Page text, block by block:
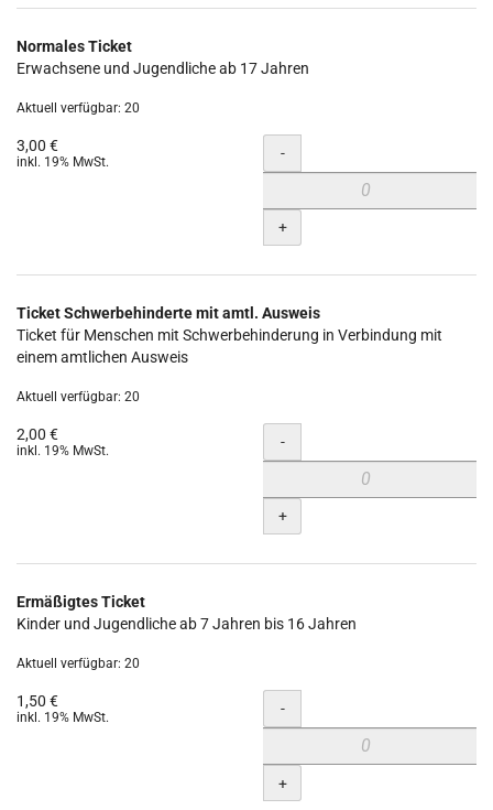
Normales Ticket
Erwachsene und Jugendliche ab 17 Jahren
Aktuell verfügbar: 20
3,00 €
inkl. 19% MwSt. Menge
-
+
Ticket Schwerbehinderte mit amtl. Ausweis
Ticket für Menschen mit Schwerbehinderung in Verbindung mit
einem amtlichen Ausweis
Aktuell verfügbar: 20
2,00 €
inkl. 19% MwSt. Menge
-
+
Ermäßigtes Ticket
Kinder und Jugendliche ab 7 Jahren bis 16 Jahren
Aktuell verfügbar: 20
1,50 €
inkl. 19% MwSt. Menge
-
+